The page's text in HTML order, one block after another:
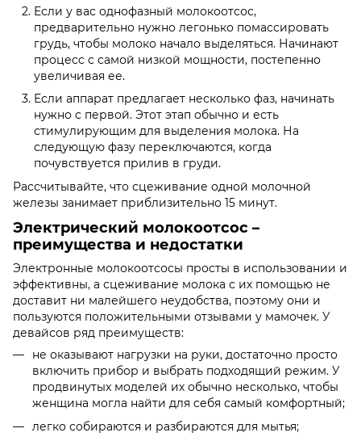
Если у вас однофазный молокоотсос,
предварительно нужно легонько помассировать
грудь, чтобы молоко начало выделяться. Начинают
процесс с самой низкой мощности, постепенно
увеличивая ее.
Если аппарат предлагает несколько фаз, начинать
нужно с первой. Этот этап обычно и есть
стимулирующим для выделения молока. На
следующую фазу переключаются, когда
почувствуется прилив в груди.
Рассчитывайте, что сцеживание одной молочной
железы занимает приблизительно 15 минут.
Электрический молокоотсос –
преимущества и недостатки
Электронные молокоотсосы просты в использовании и
эффективны, а сцеживание молока с их помощью не
доставит ни малейшего неудобства, поэтому они и
пользуются положительными отзывами у мамочек. У
девайсов ряд преимуществ:
не оказывают нагрузки на руки, достаточно просто
включить прибор и выбрать подходящий режим. У
продвинутых моделей их обычно несколько, чтобы
женщина могла найти для себя самый комфортный;
легко собираются и разбираются для мытья;